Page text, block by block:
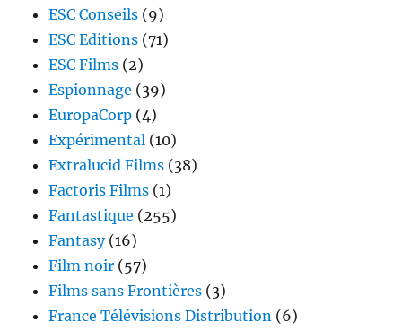
ESC Conseils (9)
ESC Editions (71)
ESC Films (2)
Espionnage (39)
EuropaCorp (4)
Expérimental (10)
Extralucid Films (38)
Factoris Films (1)
Fantastique (255)
Fantasy(16)
Film noir (57)
Films sans Frontières (3)
France Télévisions Distribution (6)